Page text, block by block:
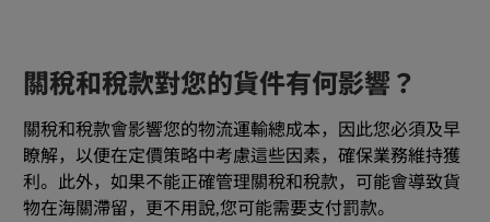
關稅和稅款對您的貨件有何影響？
關稅和稅款會影響您的物流運輸總成本，因此您必須及早
瞭解，以便在定價策略中考慮這些因素，確保業務維持獲
利。此外，如果不能正確管理關稅和稅款，可能會導致貨
物在海關滯留，更不用說,您可能需要支付罰款。